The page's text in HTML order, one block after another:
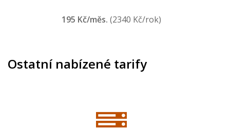
195 Kč/měs. (2340 Kč/rok)
Ostatní nabízené tarify